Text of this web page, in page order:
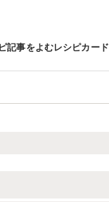
記事をよむレシピカード